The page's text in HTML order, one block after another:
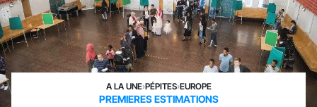
A LA UNE›PÉPITES›EUROPE
PREMIERES ESTIMATIONS